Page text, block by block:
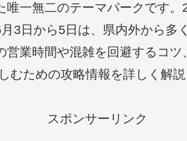
唯一無二のテーマパークです
3日から5日は、県内外から多
営業時間や混雑を回避するコ
むための攻略情報を詳しく解説
スポンサーリンク